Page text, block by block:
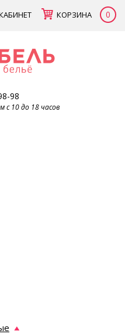
КОРЗИНА 0
98
с 10 до 18 часов